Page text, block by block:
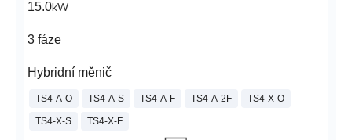
15.0kW
3 fáze
Hybridní měnič
TS4-A-O TS4-A-S TS4-A-F TS4-A-2F TS4-X-O
TS4-X-S TS4-X-F